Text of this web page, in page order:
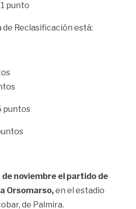
punto
Reclasificación está:
puntos
de noviembre el partido de
Orsomarso,en el estadio
de Palmira.